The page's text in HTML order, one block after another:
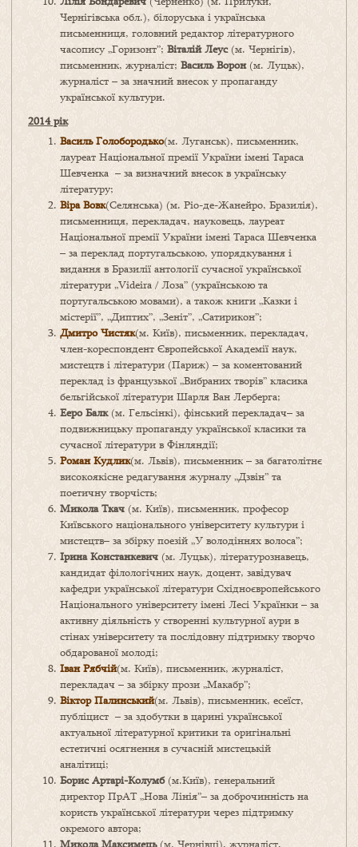
Чернігівська обл.), білоруська і українська
письменниця, головний редактор літературного
часопису „Горизонт”; Віталій Леус(м. Чернігів),
письменник, журналіст; Василь Ворон(м. Луцьк),
журналіст – за значний внесок у пропаганду
української культури.
2014 рік
Василь Голобородько(м. Луганськ), письменник,
лауреат Національної премії України імені Тараса
Шевченка – за визначний внесок в українську
літературу;
Віра Вовк(Селянська) (м. Ріо-де-Жанейро, Бразилія),
письменниця, перекладач, науковець, лауреат
Національної премії України імені Тараса Шевченка
– за переклад португальською, упорядкування і
видання в Бразилії антології сучасної української
літератури „Videira / Лоза” (українською та
португальською мовами), а також книги „Казки і
містерії”, „Диптих”, „Зеніт”, „Сатирикон”;
Дмитро Чистяк(м. Київ), письменник, перекладач,
член-кореспондент Європейської Академії наук,
мистецтв і літератури (Париж) – за коментований
переклад із французької „Вибраних творів” класика
бельгійської літератури Шарля Ван Лерберга;
Ееро Балк(м. Гельсінкі), фінський перекладач– за
подвижницьку пропаганду української класики та
сучасної літератури в Фінляндії;
Роман Кудлик(м. Львів), письменник – за багатолітнє
високоякісне редагування журналу „Дзвін” та
поетичну творчість;
Микола Ткач (м. Київ), письменник, професор
Київського національного університету культури і
мистецтв– за збірку поезій „У володіннях волоса”;
Ірина Констанкевич (м. Луцьк), літературознавець,
кандидат філологічних наук, доцент, завідувач
кафедри української літератури Східноєвропейського
Національного університету імені Лесі Українки – за
активну діяльність у створенні культурної аури в
стінах університету та послідовну підтримку творчо
обдарованої молоді;
Іван Рябчій(м. Київ), письменник, журналіст,
перекладач – за збірку прози „Макабр”;
Віктор Палинський(м. Львів), письменник, есеїст,
публіцист – за здобутки в царині української
актуальної літературної критики та оригінальні
естетичні осягнення в сучасній мистецькій
аналітиці;
Борис Артарі-Колумб (м.Київ), генеральний
директор ПрАТ „Нова Лінія”– за доброчинність на
користь української літератури через підтримку
окремого автора;
Микола Максимець(м. Чернівці), журналіст,